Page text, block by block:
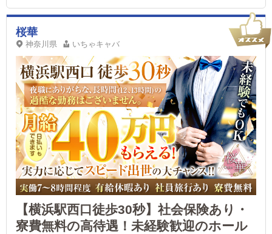
桜華
神奈川県 いちゃキャバ
【横浜駅西口徒歩30秒】社会保険あり・
寮費無料の高待遇！未経験歓迎のホール